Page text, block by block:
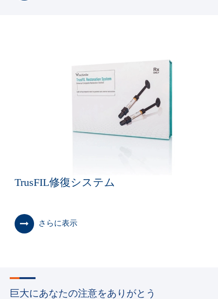
TrusFIL修復システム
さらに表示
巨大にあなたの注意をありがとう